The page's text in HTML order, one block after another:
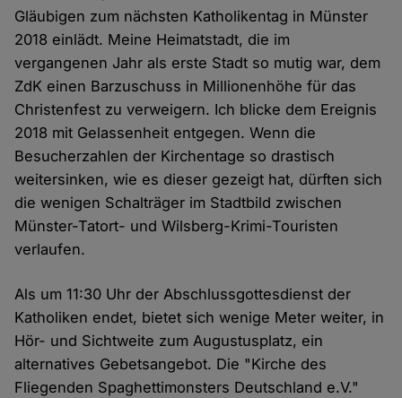
Gläubigen zum nächsten Katholikentag in Münster
2018 einlädt. Meine Heimatstadt, die im
vergangenen Jahr als erste Stadt so mutig war, dem
ZdK einen Barzuschuss in Millionenhöhe für das
Christenfest zu verweigern. Ich blicke dem Ereignis
2018 mit Gelassenheit entgegen. Wenn die
Besucherzahlen der Kirchentage so drastisch
weitersinken, wie es dieser gezeigt hat, dürften sich
die wenigen Schalträger im Stadtbild zwischen
Münster-Tatort- und Wilsberg-Krimi-Touristen
verlaufen.
Als um 11:30 Uhr der Abschlussgottesdienst der
Katholiken endet, bietet sich wenige Meter weiter, in
Hör- und Sichtweite zum Augustusplatz, ein
alternatives Gebetsangebot. Die "Kirche des
Fliegenden Spaghettimonsters Deutschland e.V."